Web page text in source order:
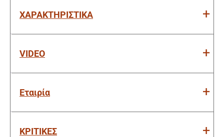
ΧΑΡΑΚΤΗΡΙΣΤΙΚΑ
VIDEO
Εταιρία
ΚΡΙΤΙΚΕΣ